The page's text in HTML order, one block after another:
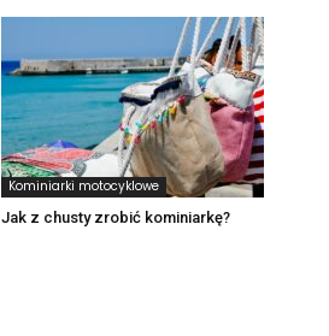
Kominiarki motocyklowe
Jak z chusty zrobić kominiarkę?